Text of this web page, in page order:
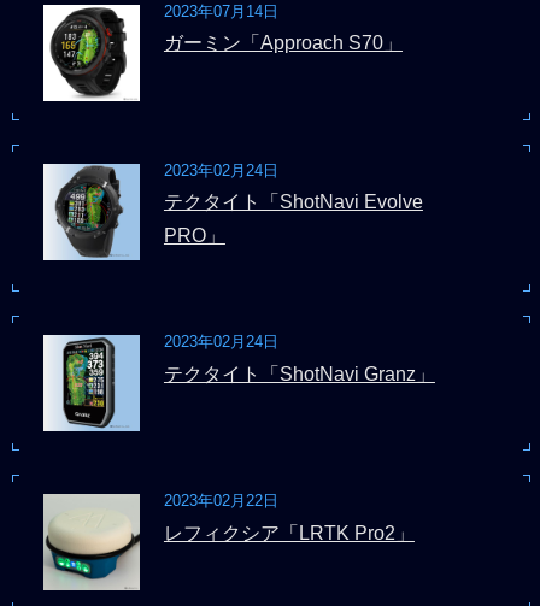
2023年07月14日
ガーミン「Approach S70」
2023年02月24日
テクタイト「ShotNavi Evolve
PRO」
2023年02月24日
テクタイト「ShotNavi Granz」
2023年02月22日
レフィクシア「LRTK Pro2」